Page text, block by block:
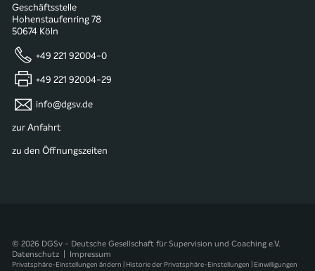
Geschäftsstelle
Hohenstaufenring 78
50674 Köln
+49 221 92004-0
+49 221 92004-29
info@dgsv.de
zur Anfahrt
zu den Öffnungszeiten
© 2026 DGSv - Deutsche Gesellschaft für Supervision und Coaching e.V.
Datenschutz
Impressum
Privatsphäre-Einstellungen ändern | Historie der Privatsphäre-Einstellungen | Einwilligungen